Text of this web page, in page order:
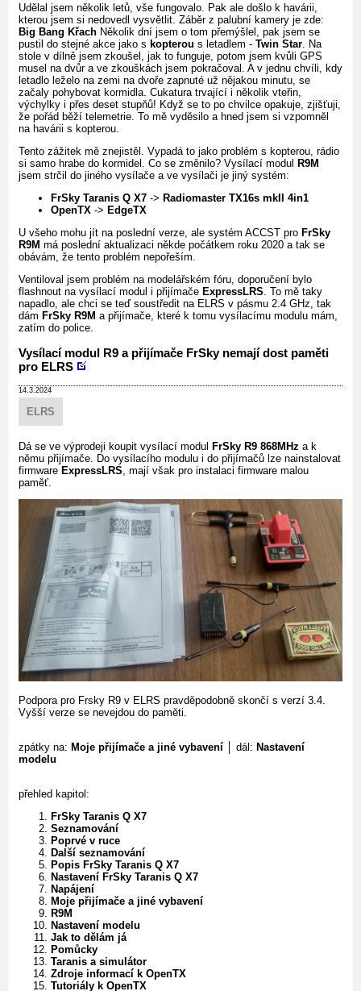
Udělal jsem několik letů, vše fungovalo. Pak ale došlo k havárii,
kterou jsem si nedovedl vysvětlit. Záběr z palubní kamery je zde:
Big Bang Křach Několik dní jsem o tom přemýšlel, pak jsem se
pustil do stejné akce jako s kopterou s letadlem - Twin Star . Na
stole v dílně jsem zkoušel, jak to funguje, potom jsem kvůli GPS
musel na dvůr a ve zkouškách jsem pokračoval. A v jednu chvíli, kdy
letadlo leželo na zemi na dvoře zapnuté už nějakou minutu, se
začaly pohybovat kormidla. Cukatura trvající i několik vteřin,
výchylky i přes deset stupňů! Když se to po chvilce opakuje, zjišťuji,
že pořád běží telemetrie. To mě vyděsilo a hned jsem si vzpomněl
na havárii s kopterou.
Tento zážitek mě znejistěl. Vypadá to jako problém s kopterou, rádio
si samo hrabe do kormidel. Co se změnilo? Vysílací modul R9M
jsem strčil do jiného vysílače a ve vysílači je jiný systém:
FrSky Taranis Q X7 -> Radiomaster TX16s mkII 4in1
OpenTX -> EdgeTX
U všeho mohu jít na poslední verze, ale systém ACCST pro FrSky
R9M má poslední aktualizaci někde počátkem roku 2020 a tak se
obávám, že tento problém nepořeším.
Ventiloval jsem problém na modelářském fóru, doporučení bylo
flashnout na vysílací modul i přijímače ExpressLRS . To mě taky
napadlo, ale chci se teď soustředit na ELRS v pásmu 2.4 GHz, tak
dám FrSky R9M a přijímače, které k tomu vysílacímu modulu mám,
zatím do police.
Vysílací modul R9 a přijímače FrSky nemají dost paměti
pro ELRS
14.3.2024
ELRS
Dá se ve výprodeji koupit vysílací modul FrSky R9 868MHz a k
němu přijímače. Do vysílacího modulu i do přijímačů lze nainstalovat
firmware ExpressLRS , mají však pro instalaci firmware malou
paměť.
Podpora pro Frsky R9 v ELRS pravděpodobně skončí s verzí 3.4.
Vyšší verze se nevejdou do paměti.
zpátky na: Moje přijímače a jiné vybavení │ dál: Nastavení
modelu
přehled kapitol:
FrSky Taranis Q X7
Seznamování
Poprvé v ruce
Další seznamování
Popis FrSky Taranis Q X7
Nastavení FrSky Taranis Q X7
Napájení
Moje přijímače a jiné vybavení
R9M
Nastavení modelu
Jak to dělám já
Pomůcky
Taranis a simulátor
Zdroje informací k OpenTX
Tutoriály k OpenTX